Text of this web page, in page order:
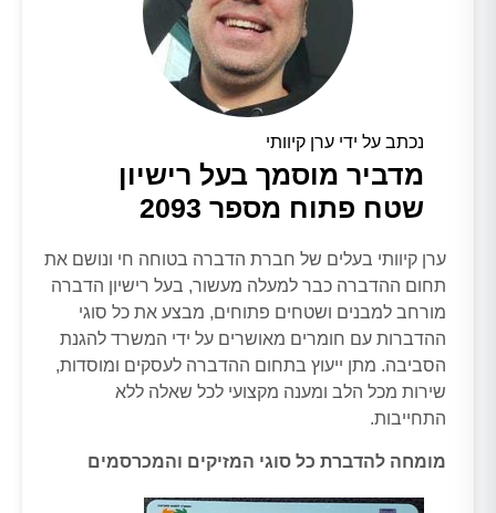
נכתב על ידי ערן קיוותי
מדביר מוסמך בעל רישיון
שטח פתוח מספר 2093
ערן קיוותי בעלים של חברת הדברה בטוחה חי ונושם את
תחום ההדברה כבר למעלה מעשור, בעל רישיון הדברה
מורחב למבנים ושטחים פתוחים, מבצע את כל סוגי
ההדברות עם חומרים מאושרים על ידי המשרד להגנת
הסביבה. מתן ייעוץ בתחום ההדברה לעסקים ומוסדות,
שירות מכל הלב ומענה מקצועי לכל שאלה ללא
התחייבות.
מומחה להדברת כל סוגי המזיקים והמכרסמים